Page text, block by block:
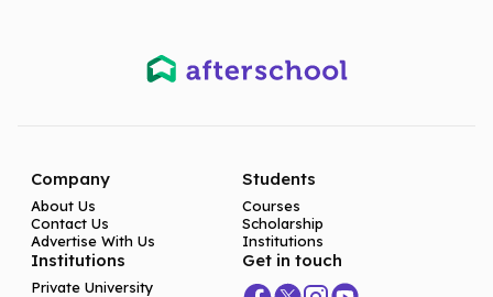
Company
About Us
Contact Us
Advertise With Us
Students
Courses
Scholarship
Institutions
Institutions
Private University
Get in touch